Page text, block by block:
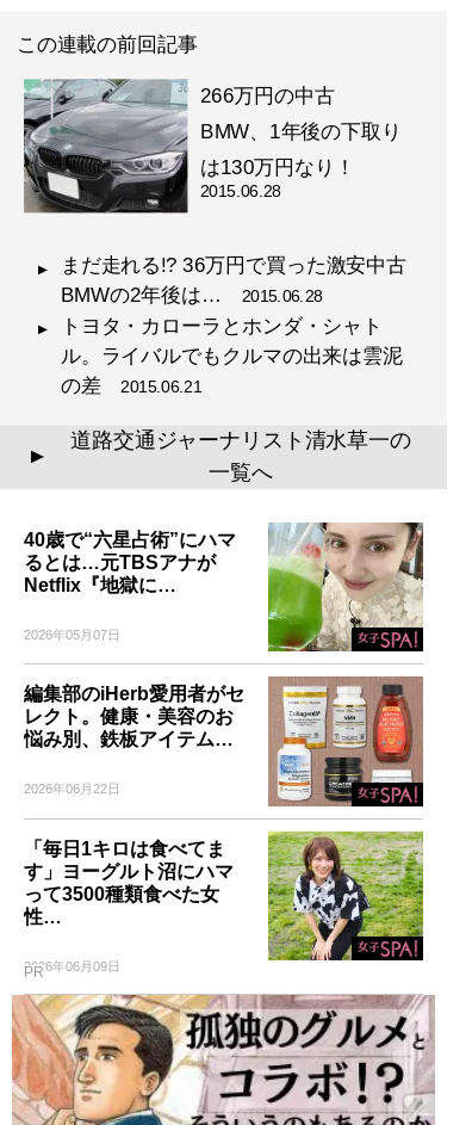
この連載の前回記事
266万円の中古
BMW、1年後の下取り
は130万円なり！
2015.06.28
まだ走れる!? 36万円で買った激安中古
BMWの2年後は… 2015.06.28
トヨタ・カローラとホンダ・シャト
ル。ライバルでもクルマの出来は雲泥
の差2015.06.21
▲
道路交通ジャーナリスト清水草一の
一覧へ
40歳で“六星占術”にハマ
るとは…元TBSアナが
Netflix『地獄に…
2026年05月07日
編集部のiHerb愛用者がセ
レクト。健康・美容のお
悩み別、鉄板アイテム…
2026年06月22日
「毎日1キロは食べてま
す」ヨーグルト沼にハマ
って3500種類食べた女
性…
2026年06月09日
PR